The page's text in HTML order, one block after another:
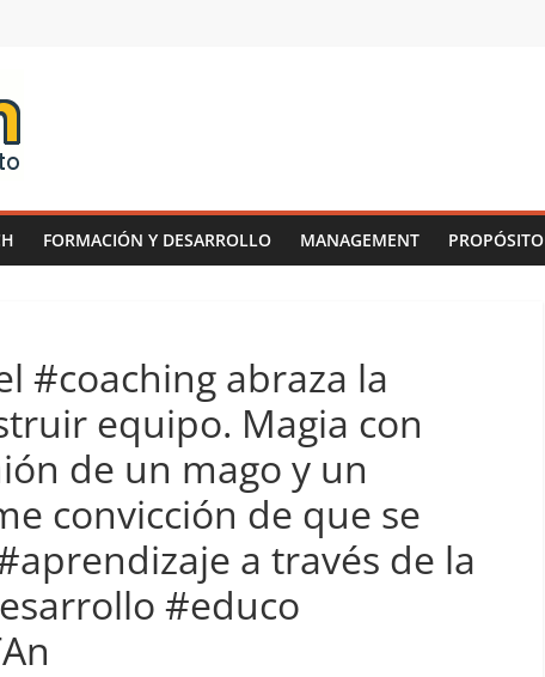
FORMACIÓN Y DESARROLLO MANAGEMENT PROPÓSITO
#coaching abraza la
equipo. Magia con
de un mago y un
convicción de que se
a través de la
#educo